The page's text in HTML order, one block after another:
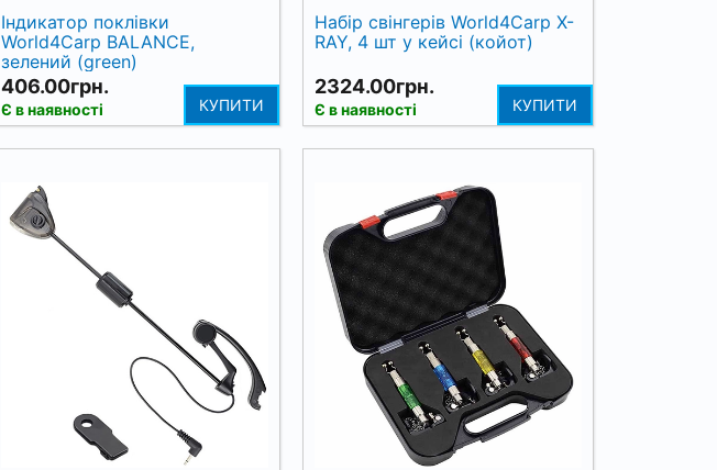
Індикатор поклівки
World4Carp BALANCE,
зелений (green)
406.00грн.
Є в наявності КУПИТИ
Набір свінгерів World4Carp X-
RAY, 4 шт у кейсі (койот)
2324.00грн.
Є в наявності КУПИТИ